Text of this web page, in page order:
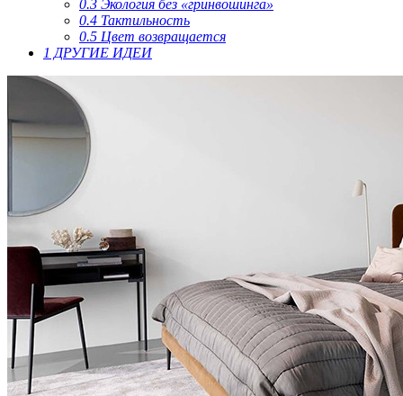
0.3 Экология без «гринвошинга»
0.4 Тактильность
0.5 Цвет возвращается
1 ДРУГИЕ ИДЕИ